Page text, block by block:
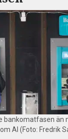
bankomatfasen än
AI (Foto: Fredrik